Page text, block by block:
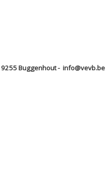
Buggenhout - info@vevb.be